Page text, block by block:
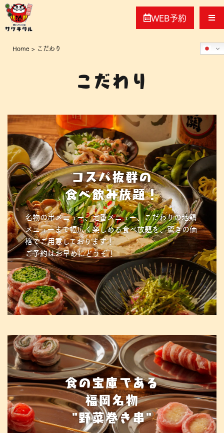
WEB予約
Home > こだわり
こだわり
コスパ抜群の
食べ飲み放題！
名物の串メニュー、定番メニュー、こだわりの地鶏
メニューまで幅広く楽しめる食べ放題を、驚きの価
格でご用意しております！
ご予約はお早めにどうぞ！
食の宝庫である
福岡名物
"野菜巻き串"